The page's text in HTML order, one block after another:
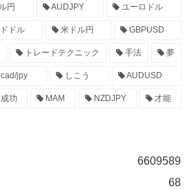
円 AUDJPY ユーロドル
ドル 米ドル円 GBPUSD
トレードテクニック 手法 夢
cad/jpy しこう AUDUSD
功 MAM NZDJPY 才能
6609589
68